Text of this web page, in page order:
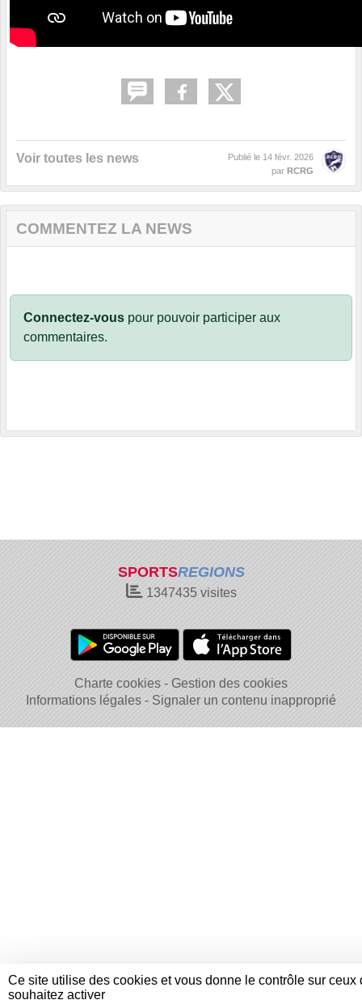
Voir toutes les news Publié le 14 févr. 2026
par RCRG
COMMENTEZ LA NEWS
Connectez-vous pour pouvoir participer aux
commentaires.
SPORTSREGIONS
1347435 visites
Charte cookies
Gestion des cookies
Informations légales
Signaler un contenu inapproprié
Ce site utilise des cookies et vous donne le contrôle sur ceux
souhaitez activer